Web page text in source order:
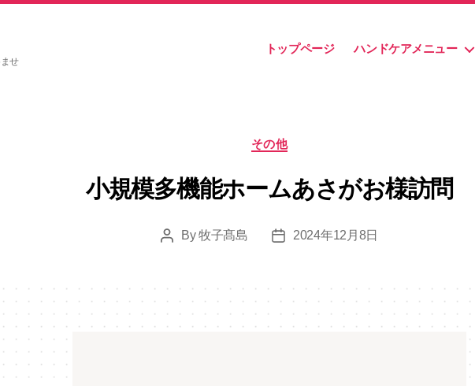
せ
トップページ ハンドケアメニュー
Categories
その他
小規模多機能ホームあさがお様訪問
PostBy牧子髙島
Post2024年12月8日